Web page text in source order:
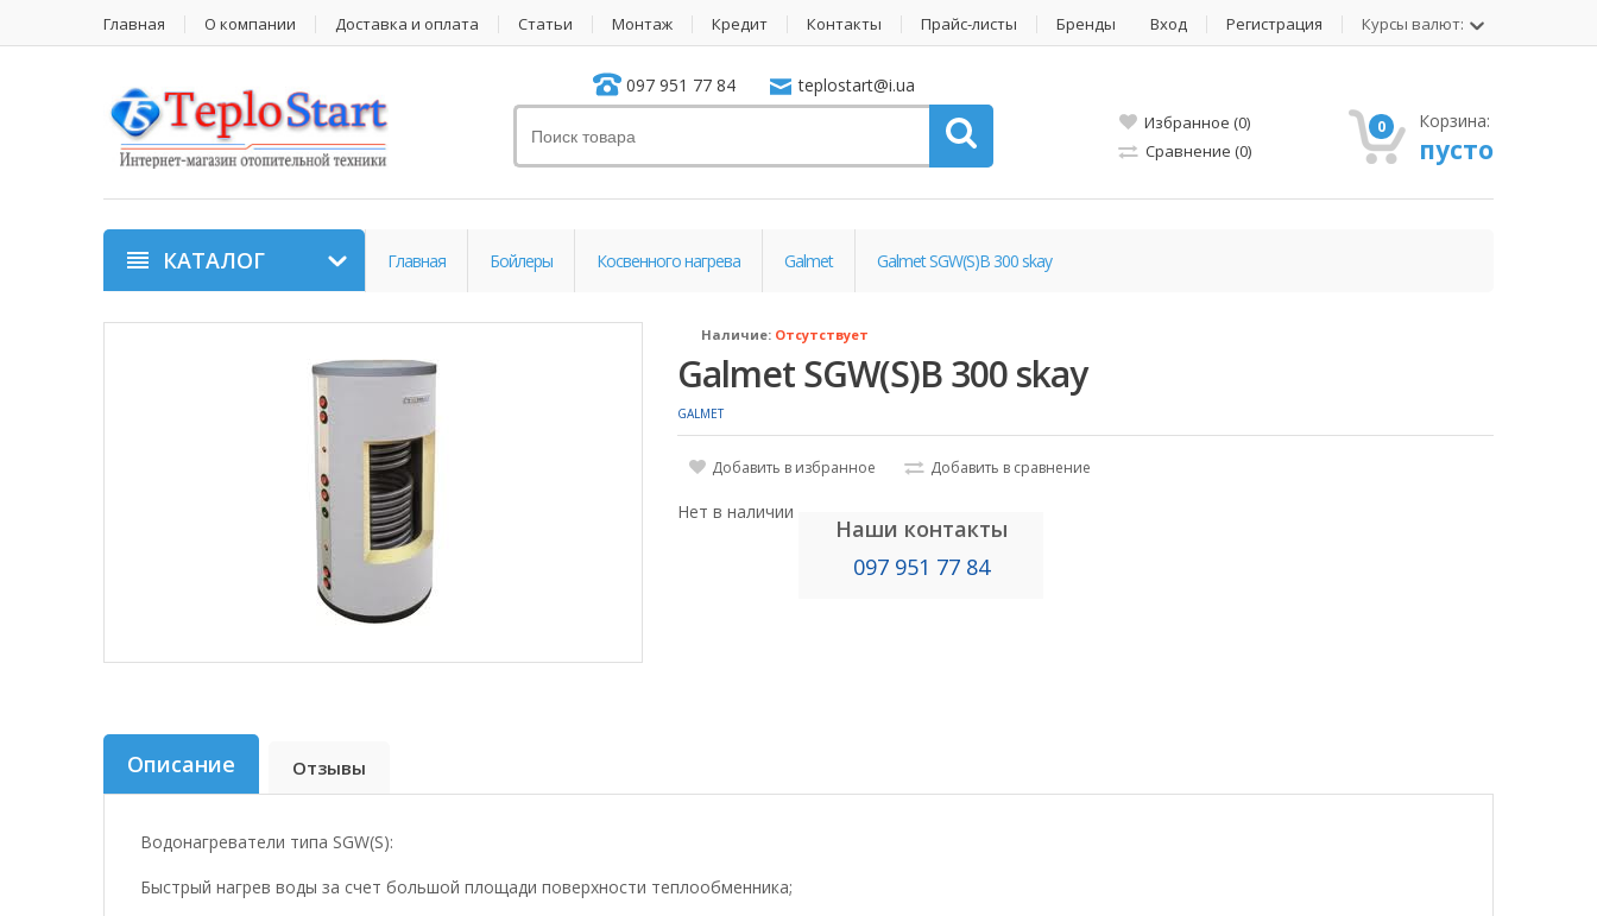
Главная О компании Доставка и оплата Статьи Монтаж Кредит Контакты Прайс-листы Бренды Вход Регистрация Курсы валют:
097 951 77 84 teplostart@i.ua
Избранное (0)
Сравнение (0)
0 Корзина:
пусто
КАТАЛОГ Главная Бойлеры Косвенного нагрева Galmet Galmet SGW(S)B 300 skay
Наличие: Отсутствует
Galmet SGW(S)B 300 skay
GALMET
Добавить в избранное Добавить в сравнение
Нет в наличии
Наши контакты
097 951 77 84
Описание Отзывы
Водонагреватели типа SGW(S):
Быстрый нагрев воды за счет большой площади поверхности теплообменника;